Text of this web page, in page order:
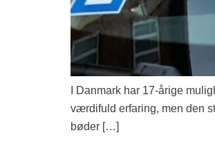
I Danmark har 17-årige
værdifuld erfaring, men den
bøder […]